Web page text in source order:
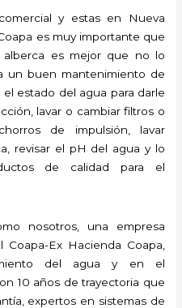
y estas en Nueva
es muy importante que
es mejor que no lo
un buen mantenimiento de
estado del agua para darle
lavar o cambiar filtros o
de impulsión, lavar
revisar el pH del agua y lo
de calidad para el
nosotros, una empresa
Ex Hacienda Coapa,
del agua y en el
10 años de trayectoria que
expertos en sistemas de